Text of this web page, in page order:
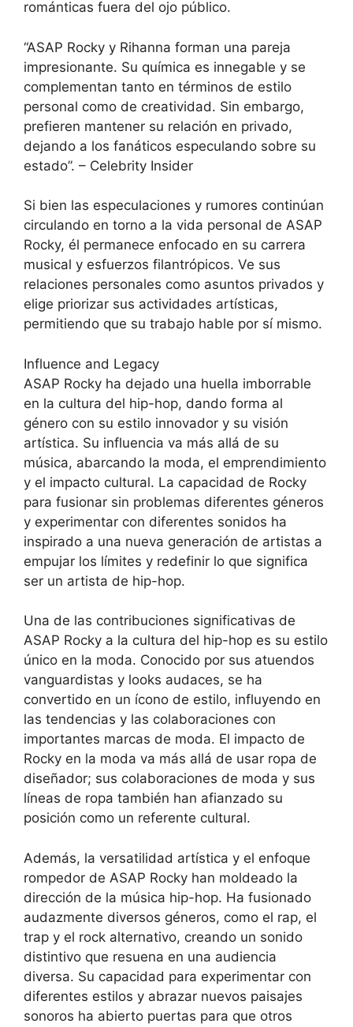
románticas fuera del ojo público.
“ASAP Rocky y Rihanna forman una pareja
impresionante. Su química es innegable y se
complementan tanto en términos de estilo
personal como de creatividad. Sin embargo,
prefieren mantener su relación en privado,
dejando a los fanáticos especulando sobre su
estado”. – Celebrity Insider
Si bien las especulaciones y rumores continúan
circulando en torno a la vida personal de ASAP
Rocky, él permanece enfocado en su carrera
musical y esfuerzos filantrópicos. Ve sus
relaciones personales como asuntos privados y
elige priorizar sus actividades artísticas,
permitiendo que su trabajo hable por sí mismo.
Influence and Legacy
ASAP Rocky ha dejado una huella imborrable
en la cultura del hip-hop, dando forma al
género con su estilo innovador y su visión
artística. Su influencia va más allá de su
música, abarcando la moda, el emprendimiento
y el impacto cultural. La capacidad de Rocky
para fusionar sin problemas diferentes géneros
y experimentar con diferentes sonidos ha
inspirado a una nueva generación de artistas a
empujar los límites y redefinir lo que significa
ser un artista de hip-hop.
Una de las contribuciones significativas de
ASAP Rocky a la cultura del hip-hop es su estilo
único en la moda. Conocido por sus atuendos
vanguardistas y looks audaces, se ha
convertido en un ícono de estilo, influyendo en
las tendencias y las colaboraciones con
importantes marcas de moda. El impacto de
Rocky en la moda va más allá de usar ropa de
diseñador; sus colaboraciones de moda y sus
líneas de ropa también han afianzado su
posición como un referente cultural.
Además, la versatilidad artística y el enfoque
rompedor de ASAP Rocky han moldeado la
dirección de la música hip-hop. Ha fusionado
audazmente diversos géneros, como el rap, el
trap y el rock alternativo, creando un sonido
distintivo que resuena en una audiencia
diversa. Su capacidad para experimentar con
diferentes estilos y abrazar nuevos paisajes
sonoros ha abierto puertas para que otros